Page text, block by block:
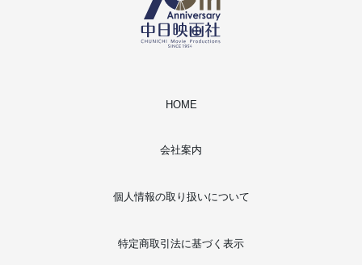
HOME
会社案内
個人情報の取り扱いについて
特定商取引法に基づく表示